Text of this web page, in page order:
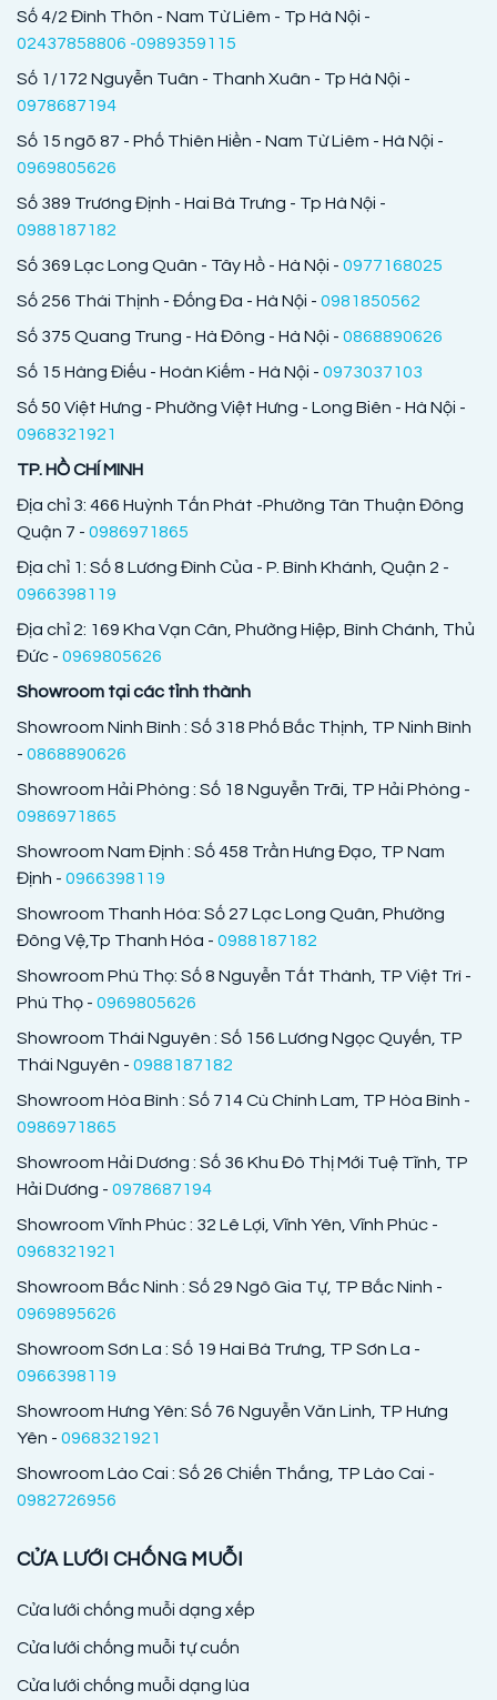
Số 4/2 Đình Thôn - Nam Từ Liêm - Tp Hà Nội -
02437858806 -0989359115
Số 1/172 Nguyễn Tuân - Thanh Xuân - Tp Hà Nội -
0978687194
Số 15 ngõ 87 - Phố Thiên Hiền - Nam Từ Liêm - Hà Nội -
0969805626
Số 389 Trương Định - Hai Bà Trưng - Tp Hà Nội -
0988187182
Số 369 Lạc Long Quân - Tây Hồ - Hà Nội - 0977168025
Số 256 Thái Thịnh - Đống Đa - Hà Nội - 0981850562
Số 375 Quang Trung - Hà Đông - Hà Nội - 0868890626
Số 15 Hàng Điếu - Hoàn Kiếm - Hà Nội - 0973037103
Số 50 Việt Hưng - Phường Việt Hưng - Long Biên - Hà Nội -
0968321921
TP. HỒ CHÍ MINH
Địa chỉ 3: 466 Huỳnh Tấn Phát -Phường Tân Thuận Đông
Quận 7 - 0986971865
Địa chỉ 1: Số 8 Lương Đình Của - P. Bình Khánh, Quận 2 -
0966398119
Địa chỉ 2: 169 Kha Vạn Cân, Phường Hiệp, Bình Chánh, Thủ
Đức - 0969805626
Showroom tại các tỉnh thành
Showroom Ninh Bình : Số 318 Phố Bắc Thịnh, TP Ninh Bình
- 0868890626
Showroom Hải Phòng : Số 18 Nguyễn Trãi, TP Hải Phòng -
0986971865
Showroom Nam Định : Số 458 Trần Hưng Đạo, TP Nam
Định - 0966398119
Showroom Thanh Hóa: Số 27 Lạc Long Quân, Phường
Đông Vệ,Tp Thanh Hóa - 0988187182
Showroom Phú Thọ: Số 8 Nguyễn Tất Thành, TP Việt Trì -
Phú Thọ - 0969805626
Showroom Thái Nguyên : Số 156 Lương Ngọc Quyến, TP
Thái Nguyên - 0988187182
Showroom Hòa Bình : Số 714 Cù Chính Lam, TP Hòa Bình -
0986971865
Showroom Hải Dương : Số 36 Khu Đô Thị Mới Tuệ Tĩnh, TP
Hải Dương - 0978687194
Showroom Vĩnh Phúc : 32 Lê Lợi, Vĩnh Yên, Vĩnh Phúc -
0968321921
Showroom Bắc Ninh : Số 29 Ngô Gia Tự, TP Bắc Ninh -
0969895626
Showroom Sơn La : Số 19 Hai Bà Trưng, TP Sơn La -
0966398119
Showroom Hưng Yên: Số 76 Nguyễn Văn Linh, TP Hưng
Yên - 0968321921
Showroom Lào Cai : Số 26 Chiến Thắng, TP Lào Cai -
0982726956
CỬA LƯỚI CHỐNG MUỖI
Cửa lưới chống muỗi dạng xếp
Cửa lưới chống muỗi tự cuốn
Cửa lưới chống muỗi dạng lùa